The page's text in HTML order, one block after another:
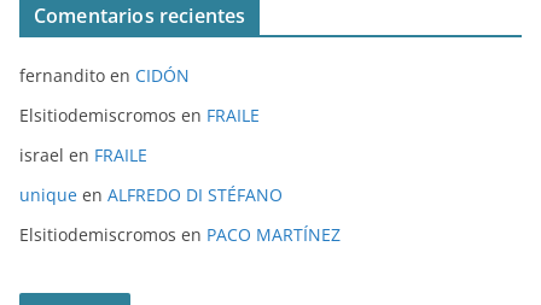
Comentarios recientes
fernandito en CIDÓN
Elsitiodemiscromos en FRAILE
israel en FRAILE
unique en ALFREDO DI STÉFANO
Elsitiodemiscromos en PACO MARTÍNEZ